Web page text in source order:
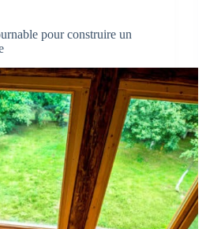
pour construire un